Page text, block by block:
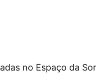
no Espaço da